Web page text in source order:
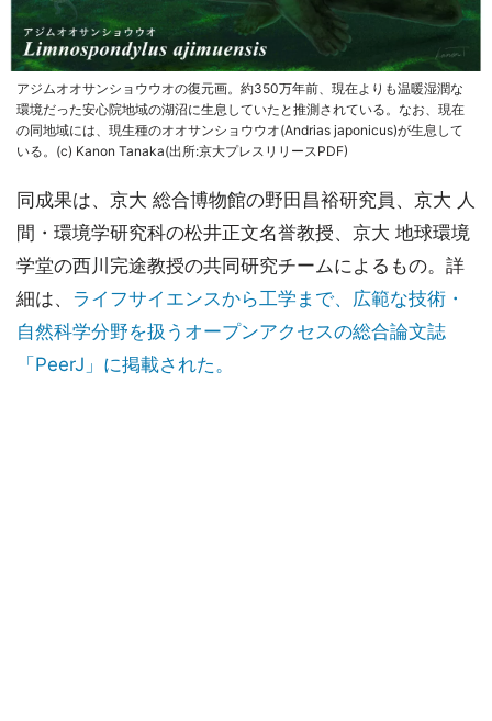
アジムオオサンショウウオの復元画。約350万年前、現在よりも温暖湿潤な
環境だった安心院地域の湖沼に生息していたと推測されている。なお、現在
の同地域には、現生種のオオサンショウウオ(Andrias japonicus)が生息して
いる。(c) Kanon Tanaka(出所:京大プレスリリースPDF)
同成果は、京大 総合博物館の野田昌裕研究員、京大 人
間・環境学研究科の松井正文名誉教授、京大 地球環境
学堂の西川完途教授の共同研究チームによるもの。詳
細は、 ライフサイエンスから工学まで、広範な技術・
自然科学分野を扱うオープンアクセスの総合論文誌
「PeerJ」に掲載された。